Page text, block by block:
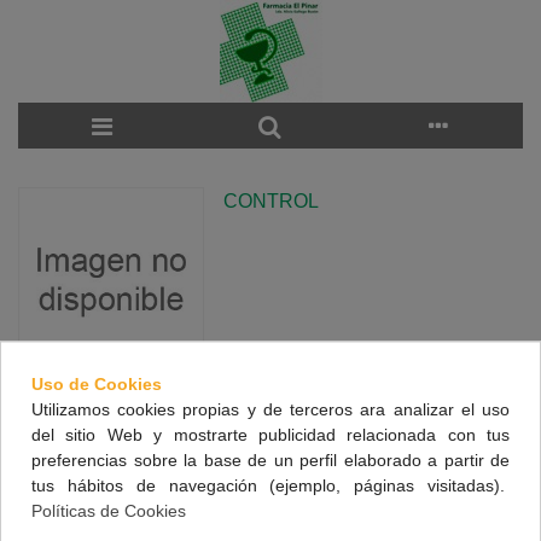
CONTROL
There are no products on the category.
NUESTRA FARMACIA
Uso de Cookies
Utilizamos cookies propias y de terceros ara analizar el uso
del sitio Web y mostrarte publicidad relacionada con tus
preferencias sobre la base de un perfil elaborado a partir de
tus hábitos de navegación (ejemplo, páginas visitadas).
Políticas de Cookies